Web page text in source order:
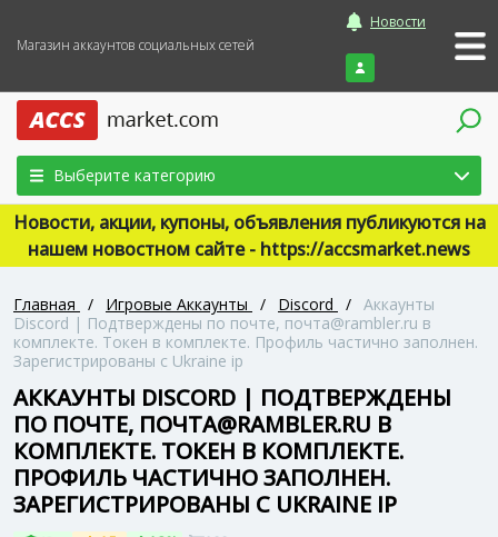
Магазин аккаунтов социальных сетей
Новости
Войти
Выберите категорию
Новости, акции, купоны, объявления публикуются на
нашем новостном сайте - https://accsmarket.news
Главная / Игровые Аккаунты / Discord / Аккаунты
Discord | Подтверждены по почте, почта@rambler.ru в
комплекте. Токен в комплекте. Профиль частично заполнен.
Зарегистрированы с Ukraine ip
АККАУНТЫ DISCORD | ПОДТВЕРЖДЕНЫ
ПО ПОЧТЕ, ПОЧТА@RAMBLER.RU В
КОМПЛЕКТЕ. ТОКЕН В КОМПЛЕКТЕ.
ПРОФИЛЬ ЧАСТИЧНО ЗАПОЛНЕН.
ЗАРЕГИСТРИРОВАНЫ С UKRAINE IP